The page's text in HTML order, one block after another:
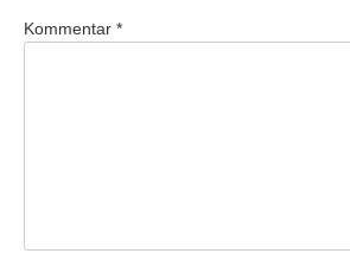
Kommentar *